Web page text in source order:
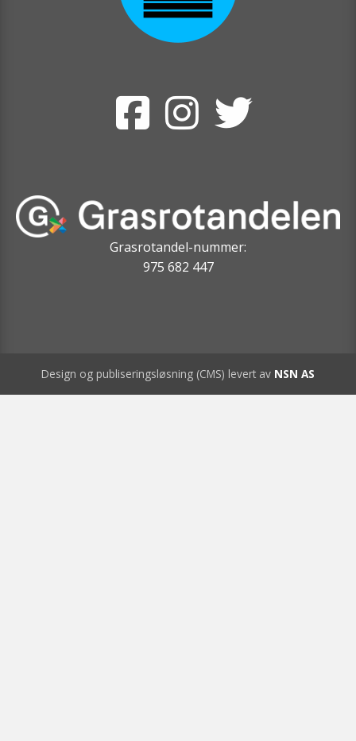
Grasrotandel-nummer:
975 682 447
Design og publiseringsløsning (CMS) levert av NSN AS